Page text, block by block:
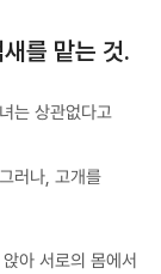
를 맡는 것.
는 상관없다고
러나, 고개를
아 서로의 몸에서